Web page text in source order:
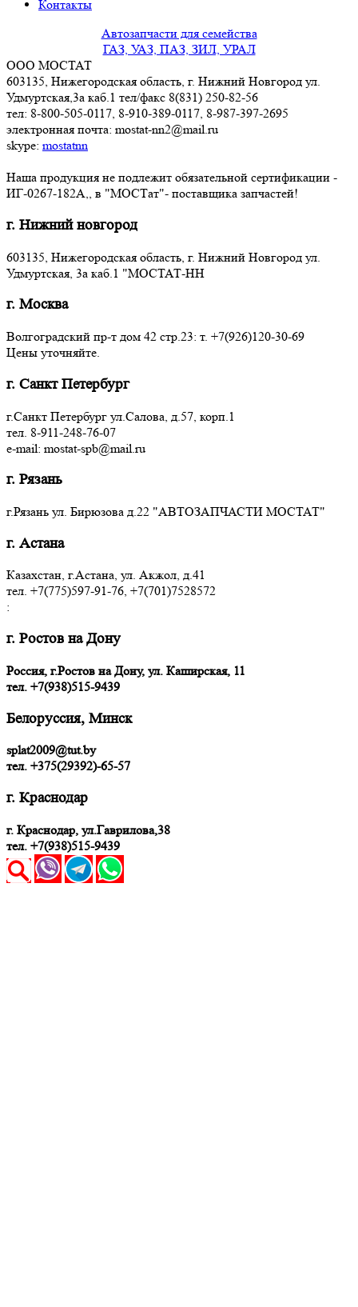
Контакты
Автозапчасти для семейства
ГАЗ, УАЗ, ПАЗ, ЗИЛ, УРАЛ
ООО МОСТАТ
603135, Нижегородская область, г. Нижний Новгород ул.
Удмуртская,3a каб.1 тел/факс 8(831) 250-82-56
тел: 8-800-505-0117, 8-910-389-0117, 8-987-397-2695
электронная почта: mostat-nn2@mail.ru
skype: mostatnn
Наша продукция не подлежит обязательной сертификации -
ИГ-0267-182А,, в "МОСТат"- поставщика запчастей!
г. Нижний новгород
603135, Нижегородская область, г. Нижний Новгород ул.
Удмуртская, 3a каб.1 "МОСТАТ-НН
г. Москва
Волгоградский пр-т дом 42 стр.23: т. +7(926)120-30-69
Цены уточняйте.
г. Санкт Петербург
г.Санкт Петербург ул.Салова, д.57, корп.1
тел. 8-911-248-76-07
e-mail: mostat-spb@mail.ru
г. Рязань
г.Рязань ул. Бирюзова д.22 "АВТОЗАПЧАСТИ МОСТАТ"
г. Астана
Казахстан, г.Астана, ул. Акжол, д.41
тел. +7(775)597-91-76, +7(701)7528572
:
г. Ростов на Дону
Россия, г.Ростов на Дону, ул. Каширская, 11
тел. +7(938)515-9439
Белоруссия, Минск
splat2009@tut.by
тел. +375(29392)-65-57
г. Краснодар
г. Краснодар, ул.Гаврилова,38
тел. +7(938)515-9439